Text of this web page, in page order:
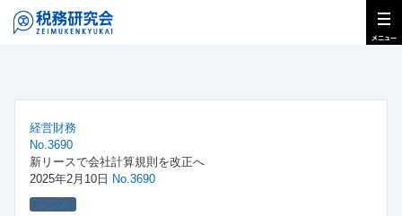
経営財務
No.3690
新リースで会社計算規則を改正へ
2025年2月10日 No.3690
アングル